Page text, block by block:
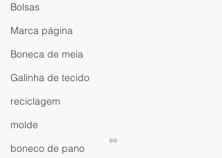
Bolsas
Marca página
Boneca de meia
Galinha de tecido
reciclagem
molde
boneco de pano